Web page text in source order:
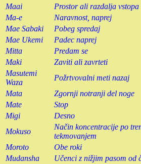
Maai
Prostor ali razdalja vstopa
Ma-e
Naravnost, naprej
Mae Sabaki
Pobeg spredaj
Mae Ukemi
Padec naprej
Mitta
Predam se
Maki
Zaviti ali zavrteti
Masutemi
Waza
Požrtvovalni meti nazaj
Mata
Zgornji notranji del noge
Mate
Stop
Migi
Desno
Mokuso
Način koncentracije po
tekmovanjem
Moroto
Obe roki
Mudansha
Učenci z nižjim pasom od